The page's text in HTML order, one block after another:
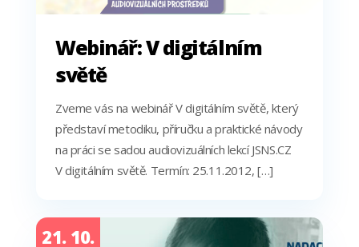
Webinář: V digitálním
světě
Zveme vás na webinář V digitálním světě, který
představí metodiku, příručku a praktické návody
na práci se sadou audiovizuálních lekcí JSNS.CZ
V digitálním světě. Termín: 25.11.2012, […]
21. 10.